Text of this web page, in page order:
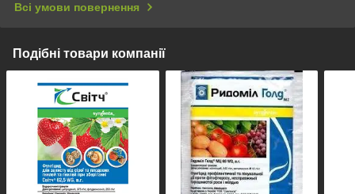
Всі умови повернення
Подібні товари компанії